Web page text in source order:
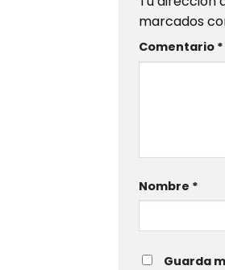
marcados
Comentario *
Nombre *
Guarda